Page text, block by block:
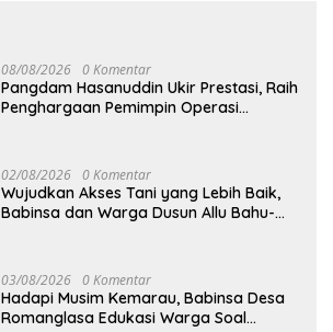
08/08/2026 0 Komentar
Pangdam Hasanuddin Ukir Prestasi, Raih
Penghargaan Pemimpin Operasi
02/08/2026 0 Komentar
Wujudkan Akses Tani yang Lebih Baik,
Babinsa dan Warga Dusun Allu Bahu-
03/08/2026 0 Komentar
Hadapi Musim Kemarau, Babinsa Desa
Romanglasa Edukasi Warga Soal